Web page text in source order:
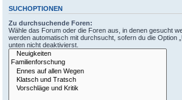
SUCHOPTIONEN
Zu durchsuchende Foren:
Wähle das Forum oder die Foren aus, in denen gesucht
werden automatisch mit durchsucht, sofern du die Option
unten nicht deaktivierst.